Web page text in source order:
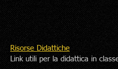
Risorse Didattiche
Link utili per la didattica in